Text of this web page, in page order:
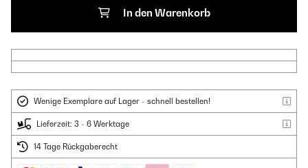
In den Warenkorb
Wenige Exemplare auf Lager - schnell bestellen!
Lieferzeit: 3 - 6 Werktage
14 Tage Rückgaberecht